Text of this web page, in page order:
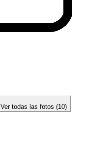
Ver todas las fotos (10)